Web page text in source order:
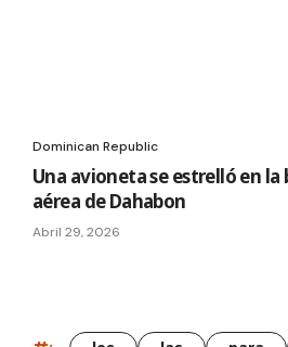
Dominican Republic
Una avioneta se estrelló en la
aérea de Dahabon
Abril 29, 2026